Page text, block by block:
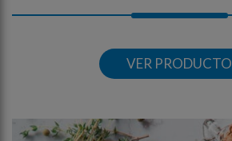
VER PRODUCTO